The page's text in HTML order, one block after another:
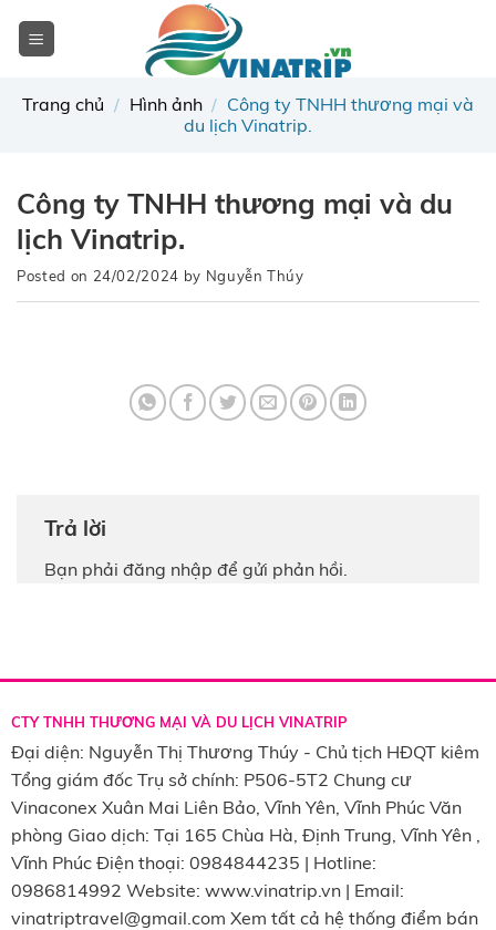
Trang chủ / Hình ảnh / Công ty TNHH thương mại và
du lịch Vinatrip.
Công ty TNHH thương mại và du
lịch Vinatrip.
Posted on 24/02/2024 by Nguyễn Thúy
Trả lời
Bạn phải đăng nhập để gửi phản hồi.
CTY TNHH THƯƠNG MẠI VÀ DU LỊCH VINATRIP
Đại diện: Nguyễn Thị Thương Thúy - Chủ tịch HĐQT kiêm
Tổng giám đốc Trụ sở chính: P506-5T2 Chung cư
Vinaconex Xuân Mai Liên Bảo, Vĩnh Yên, Vĩnh Phúc Văn
phòng Giao dịch: Tại 165 Chùa Hà, Định Trung, Vĩnh Yên ,
Vĩnh Phúc Điện thoại: 0984844235 | Hotline:
0986814992 Website: www.vinatrip.vn | Email:
vinatriptravel@gmail.com Xem tất cả hệ thống điểm bán